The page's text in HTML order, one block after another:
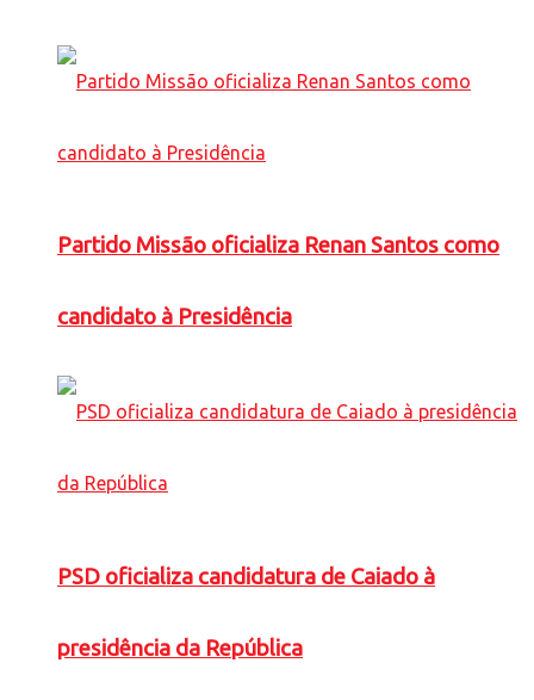
Partido Missão oficializa Renan Santos como
candidato à Presidência
PSD oficializa candidatura de Caiado à
presidência da República